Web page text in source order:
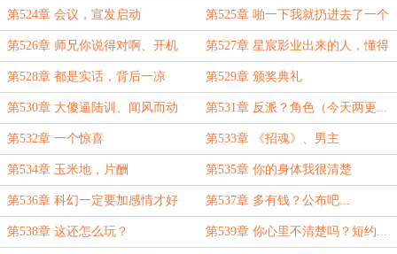
待遇
第524章 会议，宣发启动 第525章 啪一下我就扔进去了一个
多亿
第526章 师兄你说得对啊、开机 第527章 星宸影业出来的人，懂得
都懂
第528章 都是实话，背后一凉 第529章 颁奖典礼
第530章 大傻逼陆训、闻风而动 第531章 反派？角色（今天两更...
卡文）
第532章 一个惊喜 第533章 《招魂》、男主
第534章 玉米地，片酬 第535章 你的身体我很清楚
第536章 科幻一定要加感情才好
看？
第537章 多有钱？公布吧...
第538章 这还怎么玩？ 第539章 你心里不清楚吗？短约...